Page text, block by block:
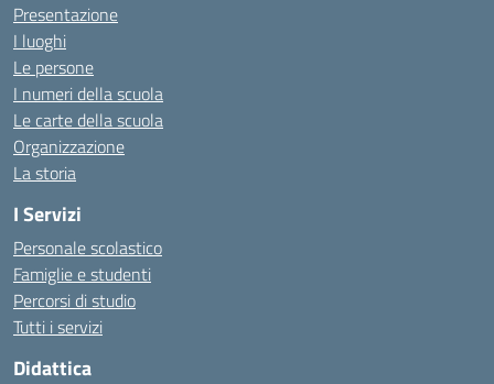
Presentazione
I luoghi
Le persone
I numeri della scuola
Le carte della scuola
Organizzazione
La storia
I Servizi
Personale scolastico
Famiglie e studenti
Percorsi di studio
Tutti i servizi
Didattica